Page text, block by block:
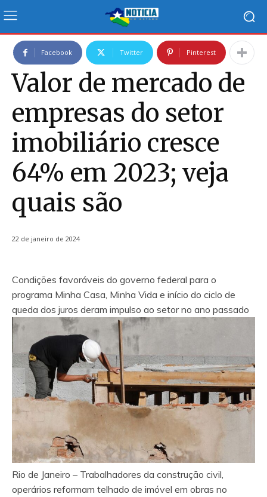
Facebook Twitter Pinterest
Valor de mercado de
empresas do setor
imobiliário cresce
64% em 2023; veja
quais são
22 de janeiro de 2024
Condições favoráveis do governo federal para o
programa Minha Casa, Minha Vida e início do ciclo de
queda dos juros deram impulso ao setor no ano passado
Rio de Janeiro – Trabalhadores da construção civil,
operários reformam telhado de imóvel em obras no